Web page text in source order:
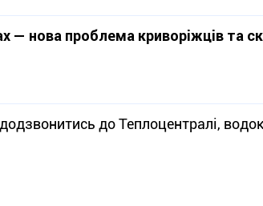
— нова проблема криворіжців та
до Теплоцентралі,